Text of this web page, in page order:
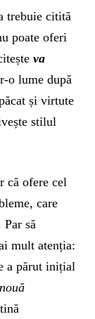
trebuie citită
poate oferi
va
o lume după
și virtute
stilul
că ofere cel
care
Par să
mult atenția:
a părut inițial
nouă